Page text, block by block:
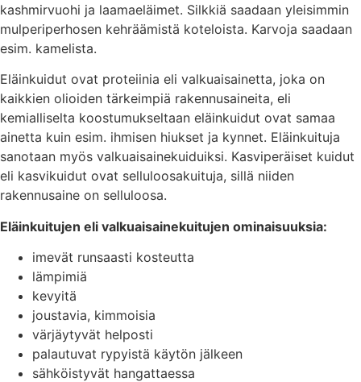
kashmirvuohi ja laamaeläimet. Silkkiä saadaan yleisimmin
mulperiperhosen kehräämistä koteloista. Karvoja saadaan
esim. kamelista.
Eläinkuidut ovat proteiinia eli valkuaisainetta, joka on
kaikkien olioiden tärkeimpiä rakennusaineita, eli
kemialliselta koostumukseltaan eläinkuidut ovat samaa
ainetta kuin esim. ihmisen hiukset ja kynnet. Eläinkuituja
sanotaan myös valkuaisainekuiduiksi. Kasviperäiset kuidut
eli kasvikuidut ovat selluloosakuituja, sillä niiden
rakennusaine on selluloosa.
Eläinkuitujen eli valkuaisainekuitujen ominaisuuksia:
imevät runsaasti kosteutta
lämpimiä
kevyitä
joustavia, kimmoisia
värjäytyvät helposti
palautuvat rypyistä käytön jälkeen
sähköistyvät hangattaessa